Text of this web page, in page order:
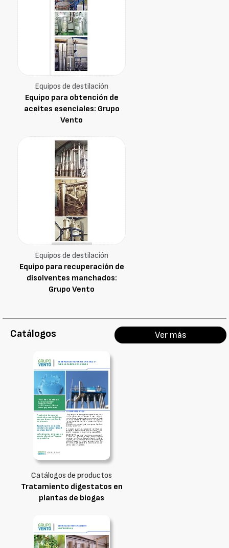
Equipos de destilación
Equipo para obtención de
aceites esenciales: Grupo
Vento
Equipos de destilación
Equipo para recuperación de
disolventes manchados:
Grupo Vento
Catálogos Ver más
Catálogos de productos
Tratamiento digestatos en
plantas de biogas